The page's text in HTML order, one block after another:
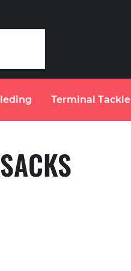
Terminal Tackle